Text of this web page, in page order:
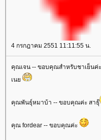
4 กรกฎาคม 2551 11:11:55 น.
คุณเจน -- ขอบคุณสำหรับชาเย็นค่
เน
คุณพันธุ์หมาบ้า -- ขอบคุณค่ะ สาธุ๊
คุณ fordear -- ขอบคุณค่ะ